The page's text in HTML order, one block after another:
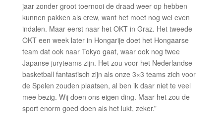
jaar zonder groot toernooi de draad weer op hebben
kunnen pakken als crew, want het moet nog wel even
indalen. Maar eerst naar het OKT in Graz. Het tweede
OKT een week later in Hongarije doet het Hongaarse
team dat ook naar Tokyo gaat, waar ook nog twee
Japanse juryteams zijn. Het zou voor het Nederlandse
basketball fantastisch zijn als onze 3×3 teams zich voor
de Spelen zouden plaatsen, al ben ik daar niet te veel
mee bezig. Wij doen ons eigen ding. Maar het zou de
sport enorm goed doen als het lukt, zeker.”